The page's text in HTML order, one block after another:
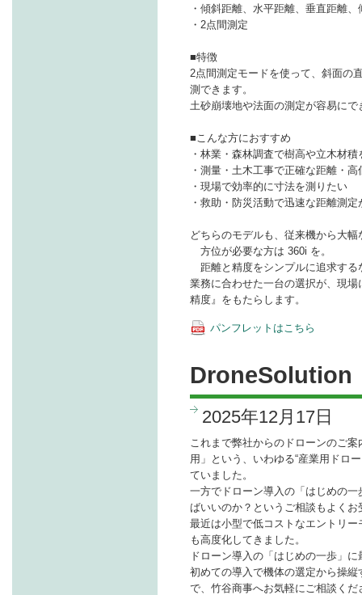
・傾斜距離、水平距離、垂直距離
・2点間測定
■特徴
2点間測定モードを使って、斜面の
測できます。
土砂崩壊地や法面の測定が容易にで
■こんな方におすすめ
・林業・森林調査で樹高や立木材
・測量・土木工事で正確な距離・
・現場で効率的に寸法を測りたい
・救助・防災活動で迅速な距離測
どちらのモデルも、従来機から大
方位が必要な方は 360i を。
距離と精度をシンプルに追求する
業務に合わせた一台の選択が、現
精度』をもたらします。
パンフレットはこちら
DroneSolution
2025年12月17日
これまで弊社からのドローンのご
用」という、いわゆる“産業用ドロ
ていました。
一方でドローン導入の「はじめの
ばいいのか？というご相談もよくお
最近は小型で低コストなエントリ
も高度化してきました。
ドローン導入の「はじめの一歩」
初めての導入で機体の選定から操
で、竹谷商事へお気軽にご相談くだ